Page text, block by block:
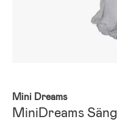
Mini Dreams
MiniDreams